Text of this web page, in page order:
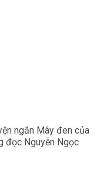
ngắn Mây đen của
đọc Nguyễn Ngọc